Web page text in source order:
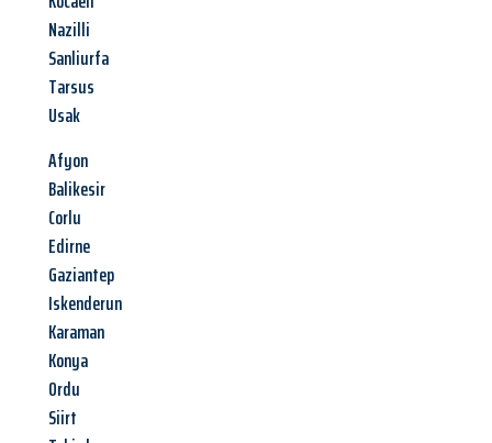
Nazilli
Sanliurfa
Tarsus
Usak
Afyon
Balikesir
Corlu
Edirne
Gaziantep
Iskenderun
Karaman
Konya
Ordu
Siirt